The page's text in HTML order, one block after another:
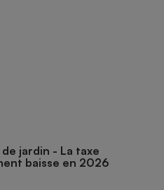
jardin - La taxe
baisse en 2026